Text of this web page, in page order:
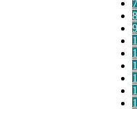
7
8
9